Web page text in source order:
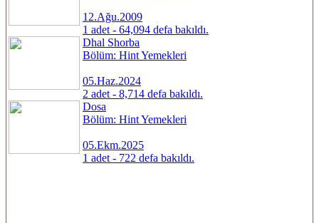
12.Ağu.2009
1 adet - 64,094 defa bakıldı.
Dhal Shorba
Bölüm: Hint Yemekleri
05.Haz.2024
2 adet - 8,714 defa bakıldı.
Dosa
Bölüm: Hint Yemekleri
05.Ekm.2025
1 adet - 722 defa bakıldı.